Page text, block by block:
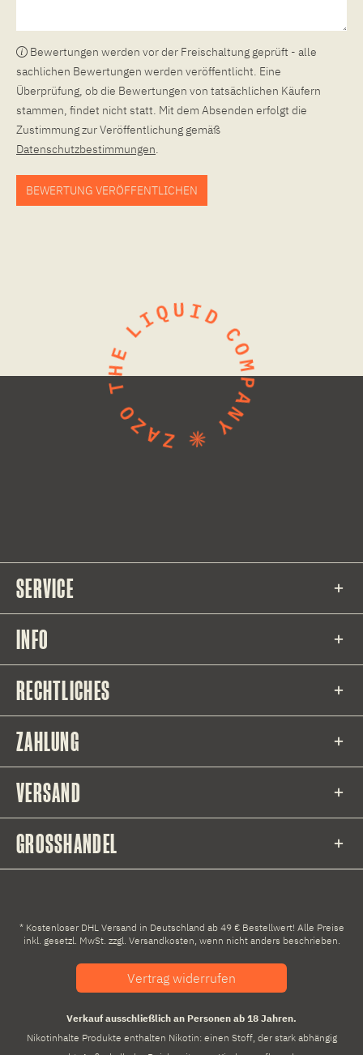
Bewertungen werden vor der Freischaltung geprüft - alle
sachlichen Bewertungen werden veröffentlicht. Eine
Überprüfung, ob die Bewertungen von tatsächlichen Käufern
stammen, findet nicht statt. Mit dem Absenden erfolgt die
Zustimmung zur Veröffentlichung gemäß
Datenschutzbestimmungen
BEWERTUNG VERÖFFENTLICHEN
SERVICE
INFO
RECHTLICHES
ZAHLUNG
VERSAND
GROSSHANDEL
* Kostenloser DHL Versand in Deutschland ab 49 € Bestellwert! Alle Preise
inkl. gesetzl. MwSt. zzgl. Versandkosten , wenn nicht anders beschrieben.
Vertrag widerrufen
Verkauf ausschließlich an Personen ab 18 Jahren.
Nikotinhalte Produkte enthalten Nikotin: einen Stoff, der stark abhängig